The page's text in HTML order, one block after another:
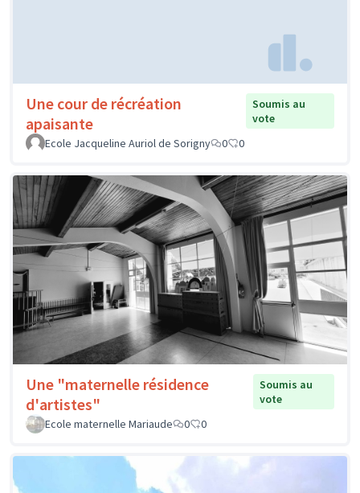
Une cour de récréation
apaisante
Soumis au
vote
Ecole Jacqueline Auriol de Sorigny
0 0
Une "maternelle résidence
d'artistes"
Soumis au
vote
Ecole maternelle Mariaude
0 0